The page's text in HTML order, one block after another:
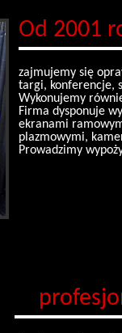
Od 2001
zajmujemy się
targi, konferencje,
Wykonujemy
Firma dysponuje
ekranami
plazmowymi,
Prowadzimy